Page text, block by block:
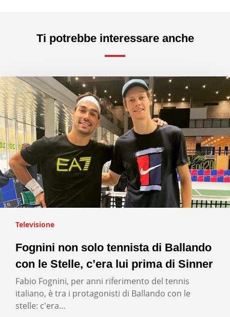
Ti potrebbe interessare anche
Televisione
Fognini non solo tennista di Ballando
con le Stelle, c’era lui prima di Sinner
Fabio Fognini, per anni riferimento del tennis
italiano, è tra i protagonisti di Ballando con le
stelle: c'era…